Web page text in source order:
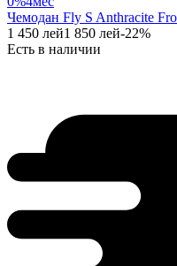
Чемодан Fly S Anthracite
1 450 лей1 850 лей-22%
Есть в наличии